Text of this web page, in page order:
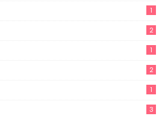
1
2
1
2
1
3